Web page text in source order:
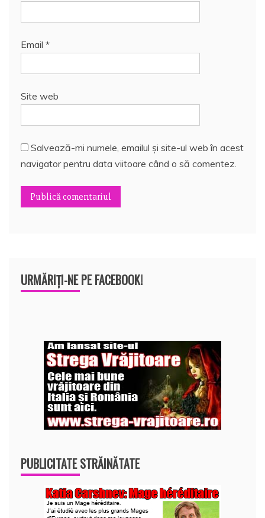
Email *
Site web
Salvează-mi numele, emailul și site-ul web în acest
navigator pentru data viitoare când o să comentez.
URMĂRIȚI-NE PE FACEBOOK!
PUBLICITATE STRĂINĂTATE